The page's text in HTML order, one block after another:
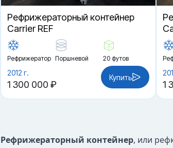
Рефрижераторный контейнер
Carrier REF
Рефрижератор Поршневой 20 футов
2012 г.
1 300 000 ₽
Купить
1
Рефрижераторный контейнер, или